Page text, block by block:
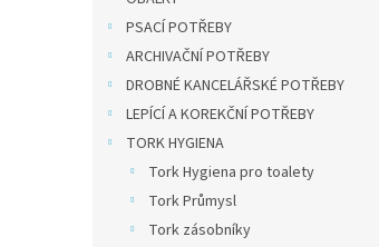
PSACÍ POTŘEBY
ARCHIVAČNÍ POTŘEBY
DROBNÉ KANCELÁŘSKÉ POTŘEBY
LEPÍCÍ A KOREKČNÍ POTŘEBY
TORK HYGIENA
Tork Hygiena pro toalety
Tork Průmysl
Tork zásobníky